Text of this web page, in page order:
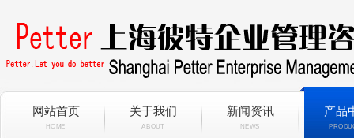
网站首页
HOME
关于我们
ABOUT
新闻资讯
NEWS
产品